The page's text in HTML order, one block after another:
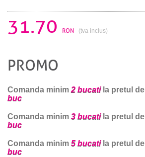
31.70 RON (tva inclus)
PROMO
Comanda minim 2 bucatila pretul de
buc
Comanda minim 3 bucatila pretul de
buc
Comanda minim 5 bucatila pretul de
buc